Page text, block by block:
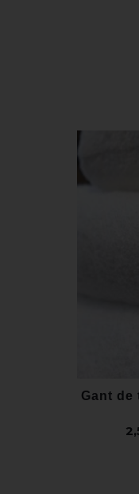
Gant de